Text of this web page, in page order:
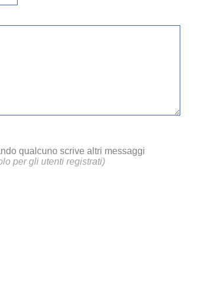
qualcuno scrive altri messaggi
per gli utenti registrati)